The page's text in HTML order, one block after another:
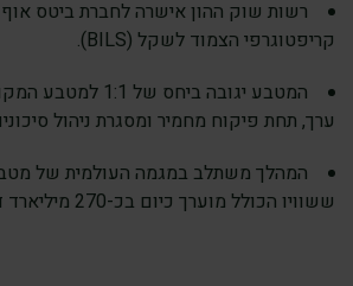
רשות שוק ההון אישרה לחברת ביטס
קריפטוגרפי הצמוד לשקל (BILS).
המטבע יגובה ביחס של
ערך, תחת פיקוח מחמיר ומסגרת ניהול
המהלך משתלב במגמה העולמית של
ששוויו הכולל מוערך כיום בכ-270 מיליארד דולר.